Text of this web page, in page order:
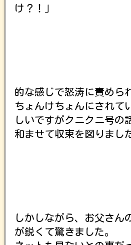
け？！」
的な感じで怒涛に責めら
ちょんけちょんにされて
しいですがクニクニ号の
和ませて収束を図りまし
しかしながら、お父さん
が鋭くて驚きました。